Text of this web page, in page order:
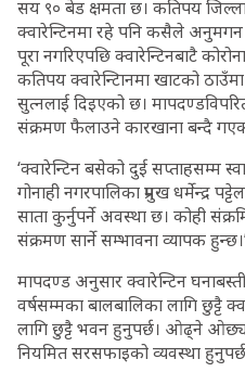
सय ९० बेड क्षमता छ। कतिपय
क्वारेन्टिनमा रहे पनि कसैले
पूरा नगरिएपछि क्वारेन्टिनबाटै
कतिपय क्वारेन्टिानमा खाटको ठाउँमा
सुत्नलाई दिइएको छ।
संक्रमण फैलाउने कारखाना बन्दै
‘क्वारेन्टिन बसेको दुई सप्ताहसम्म
गोनाही नगरपालिका प्रमुख धर्मेन्द्र
साता कुर्नुपर्ने अवस्था छ। कोही
संक्रमण सार्ने सम्भावना व्यापक
मापदण्ड अनुसार क्वारेन्टिन
वर्षसम्मका बालबालिका लागि छुट्टै
लागि छुट्टै भवन हुनुपर्छ। ओढ्ने
नियमित सरसफाइको व्यवस्था